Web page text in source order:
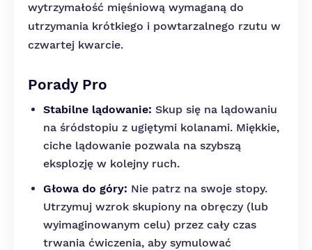
wytrzymałość mięśniową wymaganą do
utrzymania krótkiego i powtarzalnego rzutu w
czwartej kwarcie.
Porady Pro
Stabilne lądowanie: Skup się na lądowaniu
na śródstopiu z ugiętymi kolanami. Miękkie,
ciche lądowanie pozwala na szybszą
eksplozję w kolejny ruch.
Głowa do góry: Nie patrz na swoje stopy.
Utrzymuj wzrok skupiony na obręczy (lub
wyimaginowanym celu) przez cały czas
trwania ćwiczenia, aby symulować